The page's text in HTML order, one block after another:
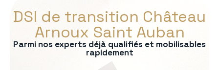
DSI de transition Château
Arnoux Saint Auban
Parmi nos experts déjà qualifiés et mobilisables
rapidement